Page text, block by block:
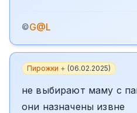
©G@L
Пирожки + (06.02.2025)
не выбирают маму с
они назначены извне